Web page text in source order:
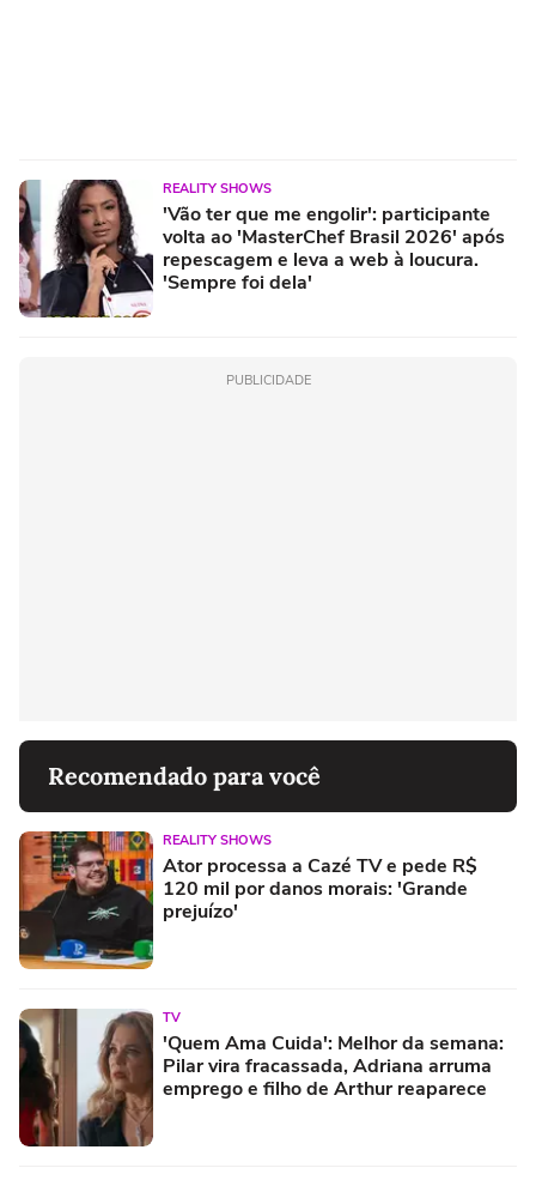
REALITY SHOWS
'Vão ter que me engolir': participante
volta ao 'MasterChef Brasil 2026' após
repescagem e leva a web à loucura.
'Sempre foi dela'
PUBLICIDADE
Recomendado para você
REALITY SHOWS
Ator processa a Cazé TV e pede R$
120 mil por danos morais: 'Grande
prejuízo'
TV
'Quem Ama Cuida': Melhor da semana:
Pilar vira fracassada, Adriana arruma
emprego e filho de Arthur reaparece